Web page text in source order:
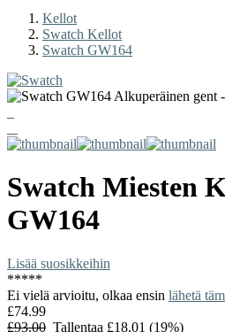
Kellot
Swatch Kellot
Swatch GW164
Swatch Miesten
GW164
Lisää suosikkeihin
*****
Ei vielä arvioitu, olkaa ensin lähetä
£74.99
£93.00 Tallentaa £18.01 (19%)